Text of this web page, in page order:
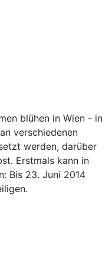
blühen in Wien - in
verschiedenen
werden, darüber
Erstmals kann in
Bis 23. Juni 2014